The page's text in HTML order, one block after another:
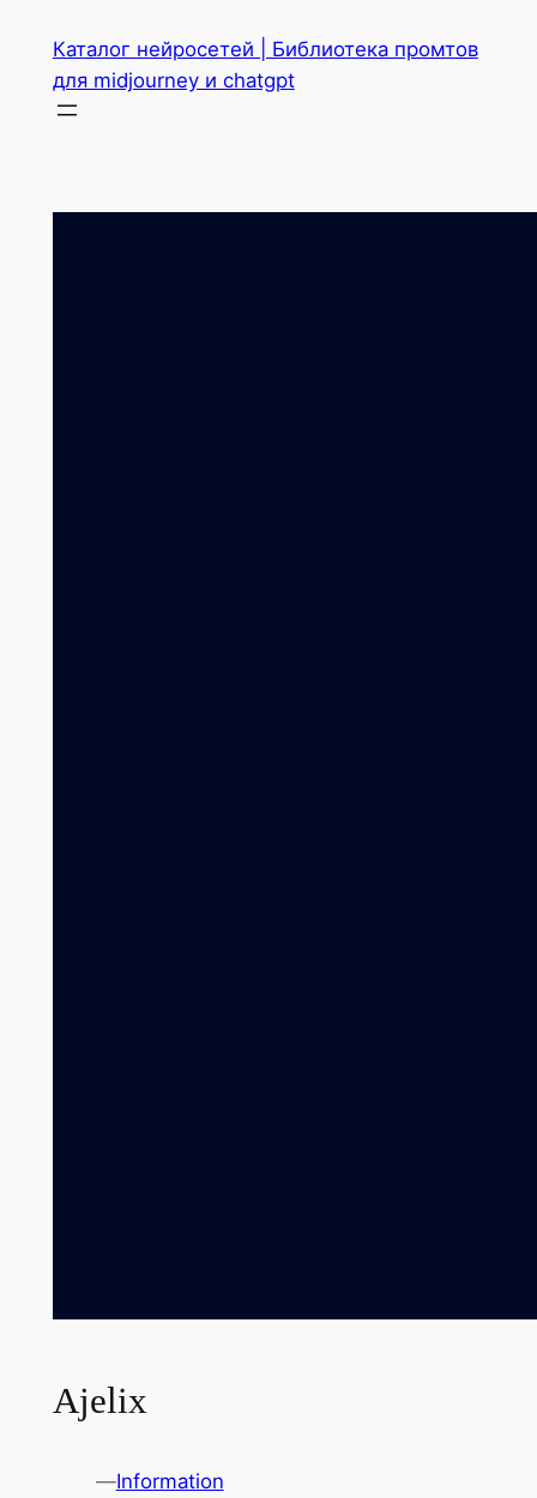
содержимому
Каталог нейросетей | Библиотека промтов
для midjourney и chatgpt
Ajelix
—Information